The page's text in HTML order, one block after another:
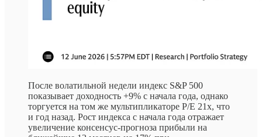
После волатильной недели индекс S&P 500
показывает доходность +9% с начала года, однако
торгуется на том же мультипликаторе P/E 21x, что
и год назад. Рост индекса с начала года отражает
увеличение консенсус-прогноза прибыли на